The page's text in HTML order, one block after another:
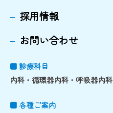
採用情報
お問い合わせ
■ 診療科目
内科・循環器内科・呼吸器内科
■ 各種ご案内